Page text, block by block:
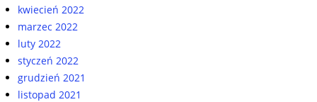
kwiecień 2022
marzec 2022
luty 2022
styczeń 2022
grudzień 2021
listopad 2021